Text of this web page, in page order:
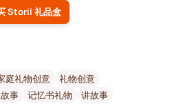
Storii 礼品盒
庭礼物创意
礼物创意
事 记忆书礼物
讲故事